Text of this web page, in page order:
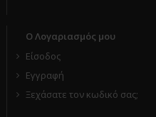
Ο Λογαριασμός μου
Είσοδος
Εγγραφή
Ξεχάσατε τον κωδικό σας;